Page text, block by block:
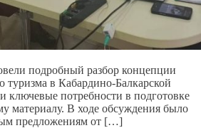
подробный разбор концепции
туризма в Кабардино-Балкарской
ключевые потребности в подготовке
материалу. В ходе обсуждения было
предложениям от […]